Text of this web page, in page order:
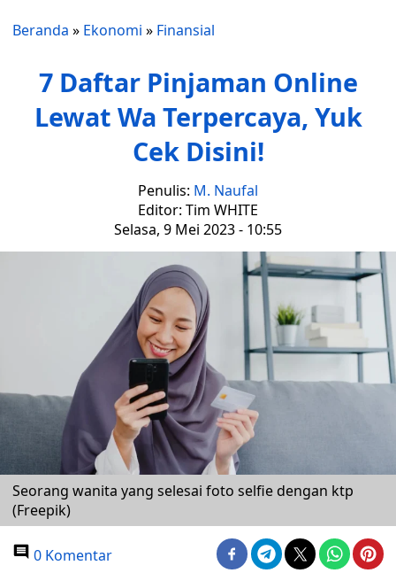
Beranda » Ekonomi » Finansial
7 Daftar Pinjaman Online
Lewat Wa Terpercaya, Yuk
Cek Disini!
Penulis: M. Naufal
Editor: Tim WHITE
Selasa, 9 Mei 2023 - 10:55
Seorang wanita yang selesai foto selfie dengan ktp
(Freepik)
0 Komentar